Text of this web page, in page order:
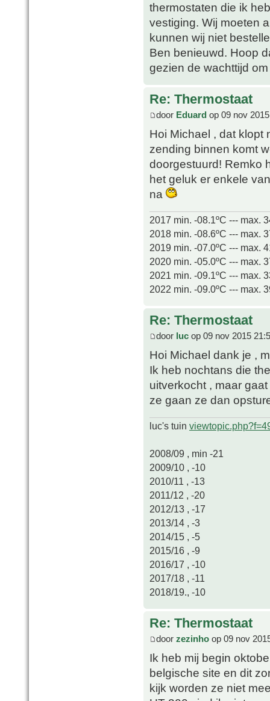
thermostaten die ik
vestiging. Wij moeten
kunnen wij niet
Ben benieuwd. Hoop
gezien de wachttijd
Re: Thermostaat
door Eduard op 09 nov
Hoi Michael , dat klopt
zending binnen komt
doorgestuurd! Remko
het geluk er enkele
na
2017 min. -08.1ºC --- max.
2018 min. -08.6ºC --- max.
2019 min. -07.0ºC --- max.
2020 min. -05.0ºC --- max.
2021 min. -09.1ºC --- max.
2022 min. -09.0ºC --- max.
Re: Thermostaat
door luc op 09 nov 2015
Hoi Michael dank je ,
Ik heb nochtans die
uitverkocht , maar
ze gaan ze dan
luc's tuin
2008/09 , min -21
2009/10 , -10
2010/11 , -13
2011/12 , -20
2012/13 , -17
2013/14 , -3
2014/15 , -5
2015/16 , -9
2016/17 , -10
2017/18 , -11
2018/19., -10
Re: Thermostaat
door zezinho op 09 nov
Ik heb mij begin
belgische site en dit
kijk worden ze niet